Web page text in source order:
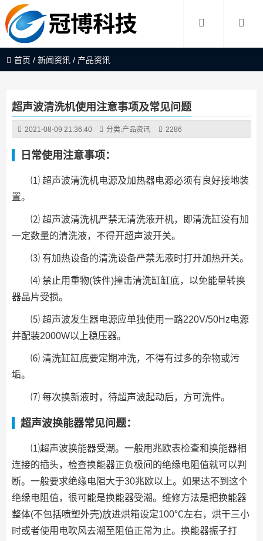
首页 /新闻资讯 / 产品资讯
超声波清洗机使用注意事项及常见问题
2021-08-09 21:36:40 分类:产品资讯 2286
日常使用注意事项：
⑴ 超声波清洗机电源及加热器电源必须有良好接地装
置。
⑵ 超声波清洗机严禁无清洗液开机，即清洗缸没有加
一定数量的清洗液，不得开超声波开关。
⑶ 有加热设备的清洗设备严禁无液时打开加热开关。
⑷ 禁止用重物(铁件)撞击清洗缸缸底，以免能量转换
器晶片受损。
⑸ 超声波发生器电源应单独使用一路220V/50Hz电源
并配装2000W以上稳压器。
⑹ 清洗缸缸底要定期冲洗，不得有过多的杂物或污
垢。
⑺ 每次换新液时，待超声波起动后，方可洗件。
超声波换能器常见问题：
⑴超声波换能器受潮。一般用兆欧表检查和换能器相
连接的插头，检查换能器正负极间的绝缘电阻值就可以判
断。一般要求绝缘电阻大于30兆欧以上。如果达不到这个
绝缘电阻值，很可能是换能器受潮。维修方法是把换能器
整体(不包括喷塑外壳)放进烘箱设定100℃左右，烘干三小
时或者使用电吹风去潮至阻值正常为止。换能器振子打